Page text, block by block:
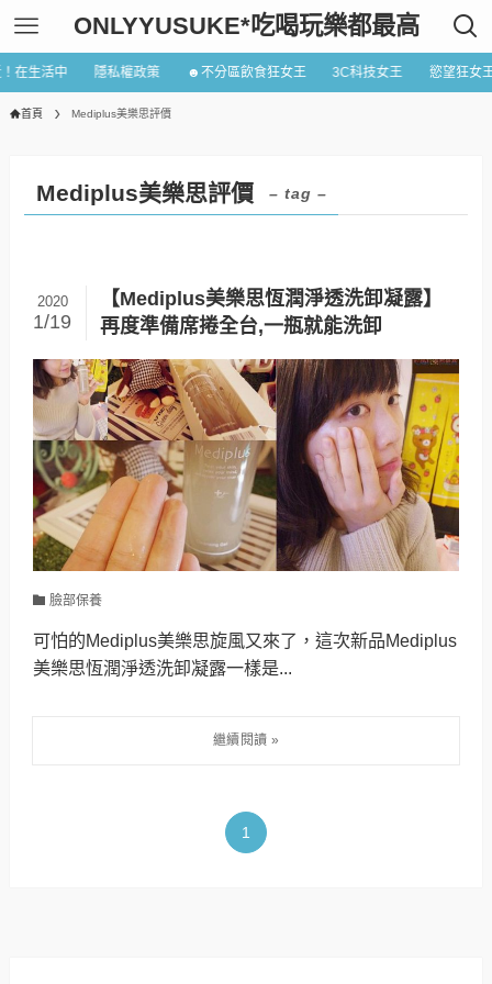
ONLYYUSUKE*吃喝玩樂都最高
在生活中 隱私權政策 ☻不分區飲食狂女王 3C科技女王 慾望狂女
首頁 Mediplus美樂思評價
Mediplus美樂思評價 – tag –
【Mediplus美樂思恆潤淨透洗卸凝露】
再度準備席捲全台,一瓶就能洗卸
2020
1/19
臉部保養
可怕的Mediplus美樂思旋風又來了，這次新品Mediplus
美樂思恆潤淨透洗卸凝露一樣是...
1